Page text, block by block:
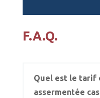
F.A.Q.
Quel est le tarif
assermentée